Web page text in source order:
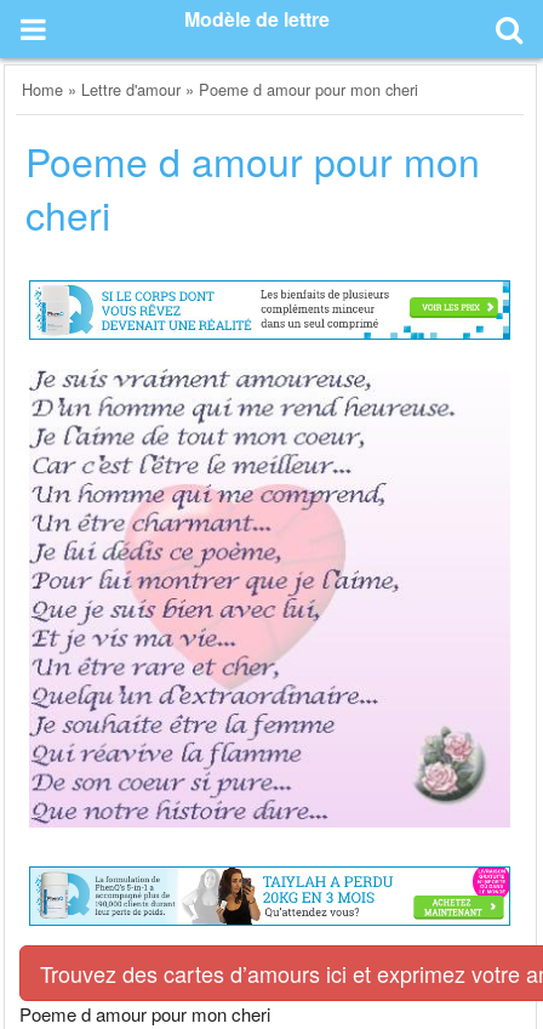
content
Modèle de lettre
Home » Lettre d'amour » Poeme d amour pour mon cheri
Poeme d amour pour mon
cheri
Trouvez des cartes d’amours ici et exprimez votre
Poeme d amour pour mon cheri